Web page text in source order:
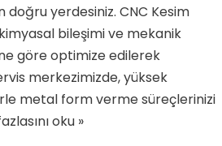
yerdesiniz. CNC Kesim
bileşimi ve mekanik
göre optimize edilerek
merkezimizde, yüksek
metal form verme süreçlerinizi
oku »